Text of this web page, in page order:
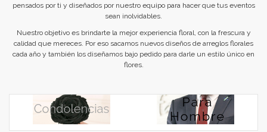
pensados por ti y diseñados por nuestro equipo para hacer que tus eventos
sean inolvidables.
Nuestro objetivo es brindarte la mejor experiencia floral, con la frescura y
calidad que mereces. Por eso sacamos nuevos diseños de arreglos florales
cada año y también los diseñamos bajo pedido para darle un estilo único en
flores.